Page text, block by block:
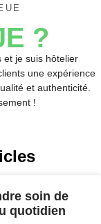
?
et je suis hôtelier
une expérience
et authenticité.
!
soin de
quotidien